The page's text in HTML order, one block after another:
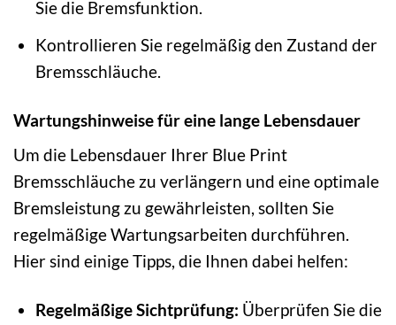
Sie die Bremsfunktion.
Kontrollieren Sie regelmäßig den Zustand der
Bremsschläuche.
Wartungshinweise für eine lange Lebensdauer
Um die Lebensdauer Ihrer Blue Print
Bremsschläuche zu verlängern und eine optimale
Bremsleistung zu gewährleisten, sollten Sie
regelmäßige Wartungsarbeiten durchführen.
Hier sind einige Tipps, die Ihnen dabei helfen:
Regelmäßige Sichtprüfung: Überprüfen Sie die